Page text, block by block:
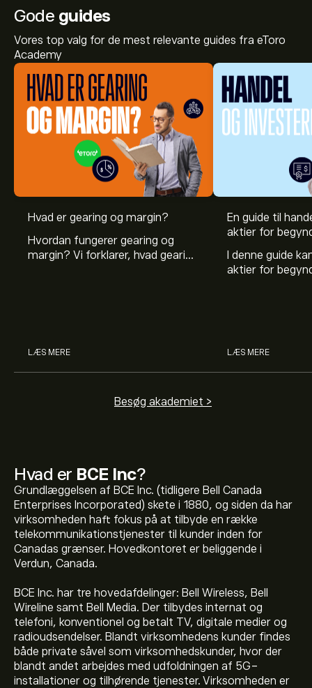
Hvad er BCE Inc?
Grundlæggelsen af BCE Inc. (tidligere Bell Canada
Enterprises Incorporated) skete i 1880, og siden da har
virksomheden haft fokus på at tilbyde en række
telekommunikationstjenester til kunder inden for
Canadas grænser. Hovedkontoret er beliggende i
Verdun, Canada.
BCE Inc. har tre hovedafdelinger: Bell Wireless, Bell
Wireline samt Bell Media. Der tilbydes internat og
telefoni, konventionel og betalt TV, digitale medier og
radioudsendelser. Blandt virksomhedens kunder findes
både private såvel som virksomhedskunder, hvor der
blandt andet arbejdes med udfoldningen af 5G-
installationer og tilhørende tjenester. Virksomheden er
Gode guides
Vores top valg for de mest relevante guides fra eToro
Academy
Hvad er gearing og margin?
Hvordan fungerer gearing og
margin? Vi forklarer, hvad gearing
LÆS MERE
En guide til
aktier for
I denne guide
aktier for
LÆS MERE
Besøg akademiet >